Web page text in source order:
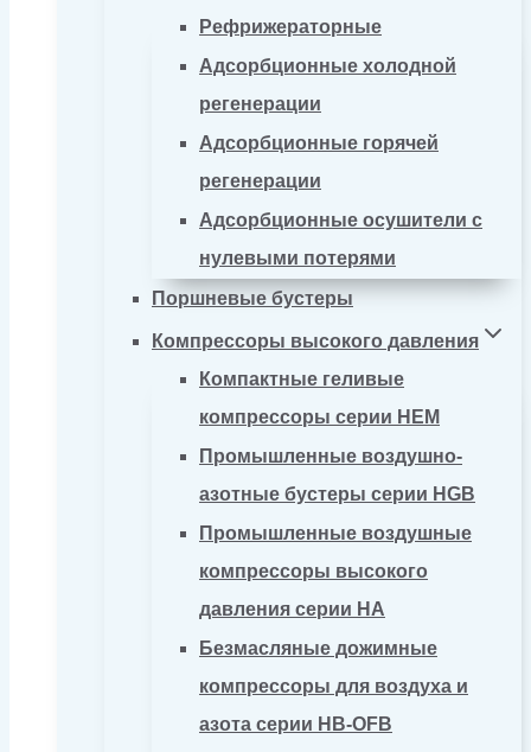
Рефрижераторные
Адсорбционные холодной
регенерации
Адсорбционные горячей
регенерации
Адсорбционные осушители с
нулевыми потерями
Поршневые бустеры
Компрессоры высокого давления
Компактные геливые
компрессоры серии HEM
Промышленные воздушно-
азотные бустеры серии HGB
Промышленные воздушные
компрессоры высокого
давления серии HA
Безмасляные дожимные
компрессоры для воздуха и
азота серии HB-OFB